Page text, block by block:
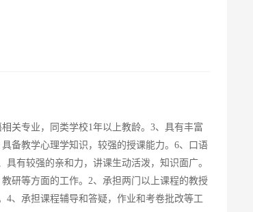
关专业，同类学校1年以上教龄。3、具有丰富
备教学心理学知识，较强的授课能力。6、口语
有较强的亲和力，讲课生动活泼，知识面广。
研等方面的工作。2、承担两门以上课程的教授
、承担课程辅导和答疑，作业和考卷批改等工